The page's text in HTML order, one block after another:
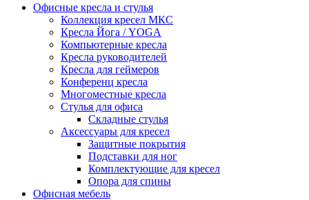
Офисные кресла и стулья
Коллекция кресел МКС
Кресла Йога / YOGA
Компьютерные кресла
Кресла руководителей
Кресла для геймеров
Конференц кресла
Многоместные кресла
Стулья для офиса
Складные стулья
Аксессуары для кресел
Защитные покрытия
Подставки для ног
Комплектующие для кресел
Опора для спины
Офисная мебель